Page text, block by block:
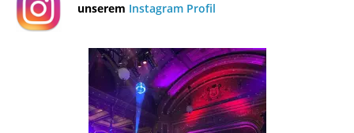
unserem Instagram Profil